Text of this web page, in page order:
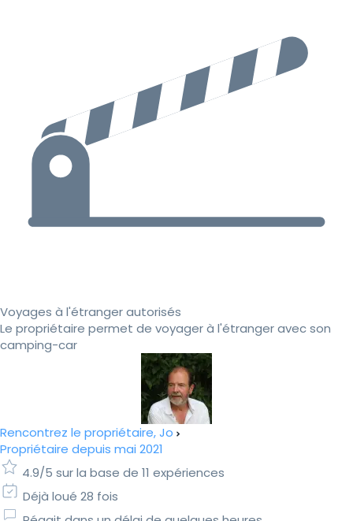
Voyages à l'étranger autorisés
Le propriétaire permet de voyager à l'étranger avec son
camping-car
Rencontrez le propriétaire, Jo
Propriétaire depuis mai 2021
4.9/5 sur la base de 11 expériences
Déjà loué 28 fois